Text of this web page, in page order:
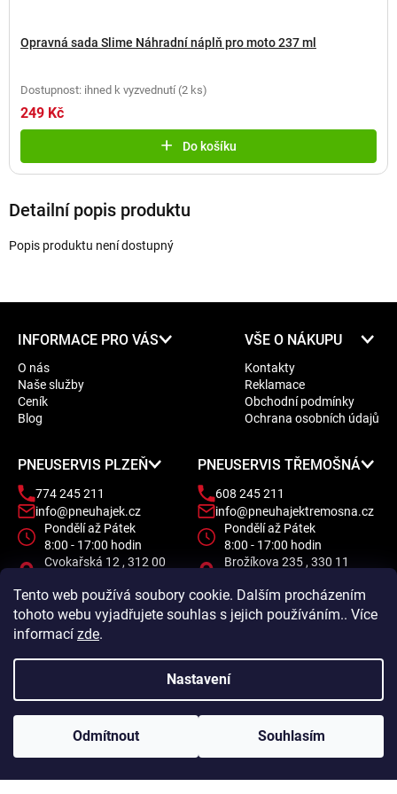
Tento web používá soubory cookie. Dalším procházením
tohoto webu vyjadřujete souhlas s jejich používáním.. Více
informací zde.
Nastavení
Odmítnout Souhlasím
Opravná sada Slime Náhradní náplň pro moto 237 ml
Dostupnost: ihned k vyzvednutí (2 ks)
249 Kč
Do košíku
Detailní popis produktu
Popis produktu není dostupný
INFORMACE PRO VÁS
O nás
Naše služby
Ceník
Blog
VŠE O NÁKUPU
Kontakty
Reklamace
Obchodní podmínky
Ochrana osobních údajů
PNEUSERVIS PLZEŇ
774 245 211
info@pneuhajek.cz
Pondělí až Pátek
8:00 - 17:00 hodin
Cvokařská 12 , 312 00
PNEUSERVIS TŘEMOŠNÁ
608 245 211
info@pneuhajektremosna.cz
Pondělí až Pátek
8:00 - 17:00 hodin
Brožíkova 235 , 330 11
Vytvořil Shoptet